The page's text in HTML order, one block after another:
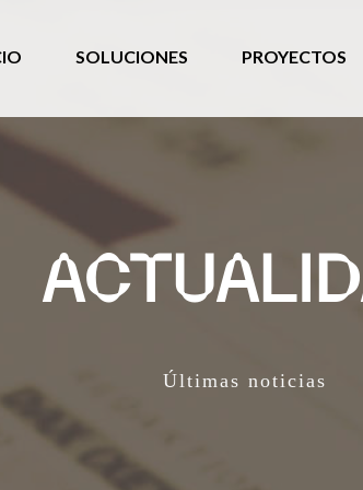
SOLUCIONES PROYECTOS
Últimas noticias